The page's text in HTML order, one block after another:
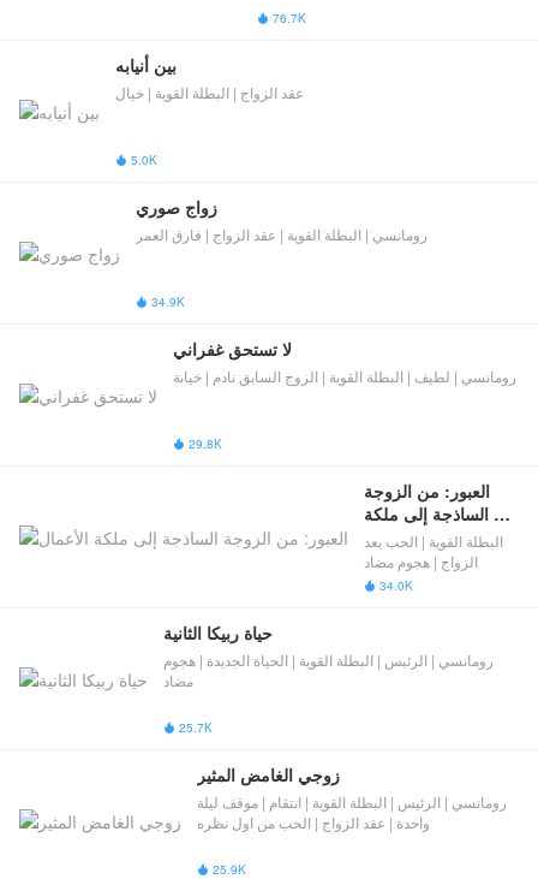
 76.7K
بين أنيابه
عقد الزواج | البطلة القوية | خيال
 5.0K
زواج صوري
رومانسي | البطلة القوية | عقد الزواج | فارق العمر
 34.9K
لا تستحق غفراني
رومانسي | لطيف | البطلة القوية | ​الزوج السابق نادم​​ | خيانة
 29.8K
العبور: من الزوجة
الساذجة إلى ملكة
الأعمال
البطلة القوية | الحب بعد
الزواج | هجوم مضاد
 34.0K
حياة ربيكا الثانية
رومانسي | الرئيس | البطلة القوية | الحياة الجديدة | هجوم
مضاد
 25.7K
زوجي الغامض المثير
رومانسي | الرئيس | البطلة القوية | انتقام | موقف ليلة
واحدة | عقد الزواج | الحب من اول نظره
 25.9K